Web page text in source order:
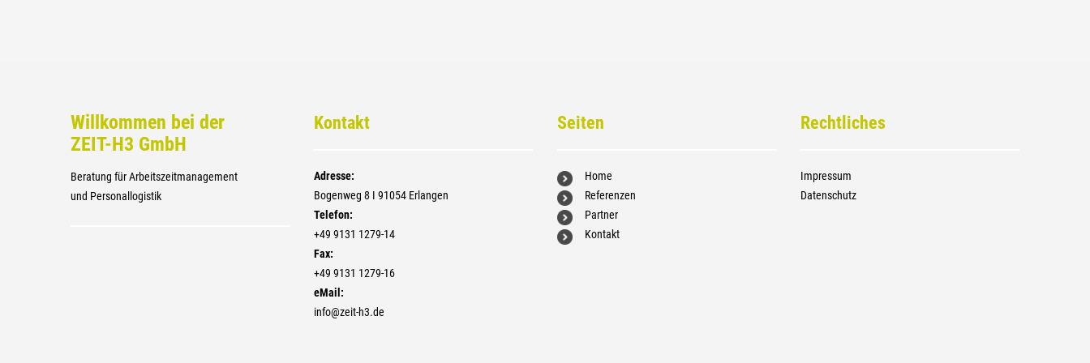
Willkommen bei der
ZEIT-H3 GmbH
Beratung für Arbeitszeitmanagement
und Personallogistik
Kontakt
Adresse:
Bogenweg 8 I 91054 Erlangen
Telefon:
+4­9 9131 1279-14
Fax:
+4­9 9131 1279-16
eMail:
info@zeit-h3.de
Seiten
Home
Referenzen
Partner
Kontakt
Rechtliches
Impressum
Datenschutz